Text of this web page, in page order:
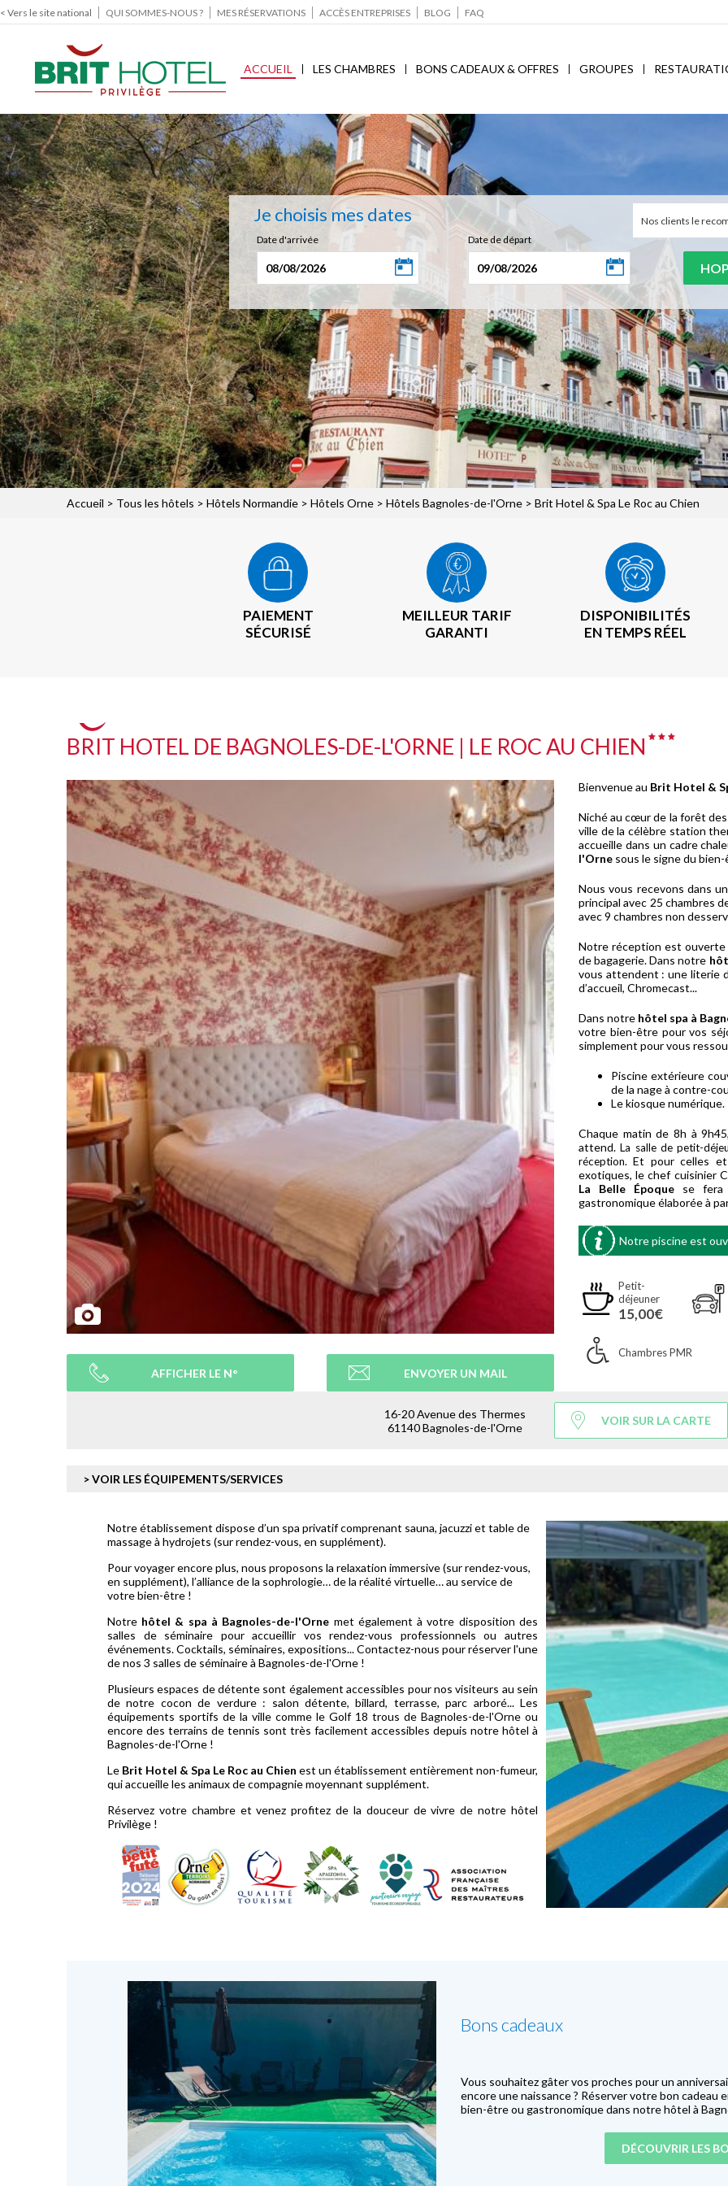
< Vers le site national QUI SOMMES-NOUS ? MES RÉSERVATIONS ACCÈS ENTREPRISES BLOG FAQ
ACCUEIL LES CHAMBRES BONS CADEAUX & OFFRES GROUPES
Je choisis mes dates
Nos clients le
Date d'arrivée
Date de départ
Accueil > Tous les hôtels > Hôtels Normandie > Hôtels Orne > Hôtels Bagnoles-de-l'Orne > Brit Hotel & Spa Le Roc au Chien
PAIEMENT
SÉCURISÉ
MEILLEUR TARIF
GARANTI
DISPONIBILITÉS
EN TEMPS RÉEL
BRIT HOTEL DE BAGNOLES-DE-L'ORNE | LE ROC AU CHIEN
AFFICHER LE N° ENVOYER UN MAIL
Bienvenue au Brit Hotel &
Niché au cœur de la forêt
ville de la célèbre station
accueille dans un cadre
l'Orne sous le signe du
Nous vous recevons dans
principal avec 25 chambres
avec 9 chambres non
Notre réception est ouverte
de bagagerie. Dans notre
vous attendent : une literie
d’accueil, Chromecast...
Dans notre hôtel spa à
votre bien-être pour vos
simplement pour vous
Piscine extérieure
de la nage à contre-
Le kiosque numérique.
Chaque matin de 8h à
attend.La salle de petit-
réception.Et pour celles
exotiques, le chef cuisinier
La Belle Époque se fera
gastronomique élaborée à
Notre piscine est
Petit-
déjeuner
15,00€
Chambres PMR
16-20 Avenue des Thermes
61140 Bagnoles-de-l'Orne
VOIR SUR LA CARTE
> VOIR LES ÉQUIPEMENTS/SERVICES
Notre établissement dispose d’un spa privatif comprenant sauna, jacuzzi et table de
massage à hydrojets (sur rendez-vous, en supplément).
Pour voyager encore plus, nous proposons la relaxation immersive (sur rendez-vous,
en supplément), l’alliance de la sophrologie… de la réalité virtuelle… au service de
votre bien-être !
Notre hôtel & spa à Bagnoles-de-l'Orne met également à votre disposition des
salles de séminaire pour accueillir vos rendez-vous professionnels ou autres
événements. Cocktails, séminaires, expositions... Contactez-nous pour réserver l'une
de nos 3 salles de séminaire à Bagnoles-de-l'Orne !
Plusieurs espaces de détente sont également accessibles pour nos visiteurs au sein
de notre cocon de verdure : salon détente, billard, terrasse, parc arboré... Les
équipements sportifs de la ville comme le Golf 18 trous de Bagnoles-de-l'Orne ou
encore des terrains de tennis sont très facilement accessibles depuis notre hôtel à
Bagnoles-de-l'Orne !
Le Brit Hotel & Spa Le Roc au Chien est un établissement entièrement non-fumeur,
qui accueille les animaux de compagnie moyennant supplément.
Réservez votre chambre et venez profitez de la douceur de vivre de notre hôtel
Privilège !
Bons cadeaux
Vous souhaitez gâter vos proches pour un
encore une naissance ? Réserver votre bon
bien-être ou gastronomique dans notre hôtel à
DÉCOUVRIR LES